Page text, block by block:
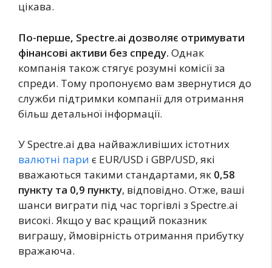
цікава.
По-перше, Spectre.ai дозволяє отримувати
фінансові активи без спреду. Однак
компанія також стягує розумні комісії за
спреди. Тому пропонуємо вам звернутися до
служби підтримки компанії для отримання
більш детальної інформації.
У Spectre.ai два найважливіших істотних
валютні пари є EUR/USD і GBP/USD, які
вважаються такими стандартами, як 0,58
пункту та 0,9 пункту, відповідно. Отже, ваші
шанси виграти під час торгівлі з Spectre.ai
високі. Якщо у вас кращий показник
виграшу, ймовірність отримання прибутку
вражаюча.